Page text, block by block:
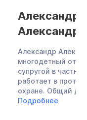
Александр
Александр
многодетный
супругой в
работает в
охране. Общий
Подробнее